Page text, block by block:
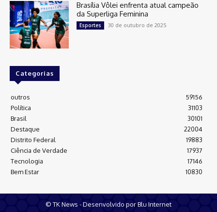
Brasília Vôlei enfrenta atual campeão
da Superliga Feminina
Esportes 30 de outubro de 2025
Categorias
outros
59156
Política
31103
Brasil
30101
Destaque
22004
Distrito Federal
19883
Ciência de Verdade
17937
Tecnologia
17146
Bem Estar
10830
© TK News - Desenvolvido por Blu Internet